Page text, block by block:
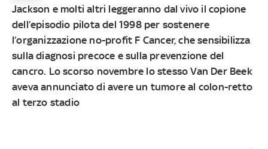
Jackson e molti altri leggeranno dal vivo il copione
dell’episodio pilota del 1998 per sostenere
l’organizzazione no-profit F Cancer, che sensibilizza
sulla diagnosi precoce e sulla prevenzione del
cancro. Lo scorso novembre lo stesso Van Der Beek
aveva annunciato di avere un tumore al colon-retto
al terzo stadio